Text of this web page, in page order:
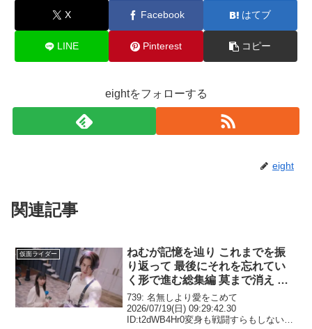
X Facebook はてブ
LINE Pinterest コピー
eightをフォローする
eight
関連記事
仮面ライダー
ねむが記憶を辿り これまでを振
り返って 最後にそれを忘れてい
く形で進む総集編 莫まで消え レ
ディが見せたいねむの世界が始ま
る 仮面ライダーゼッツ Case 44
感想まとめ
739: 名無しより愛をこめて
2026/07/19(日) 09:29:42.30
ID:t2dWB4Hr0変身も戦闘すらもしないの